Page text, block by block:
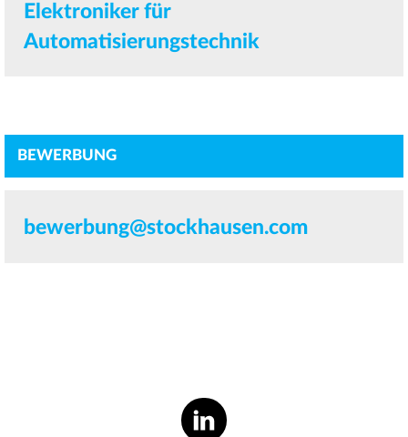
Elektroniker für
Automatisierungstechnik
BEWERBUNG
bewerbung@stockhausen.com